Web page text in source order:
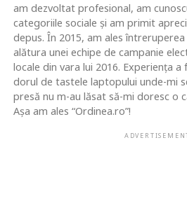
am dezvoltat profesional, am
categoriile sociale și am primit
depus. În 2015, am ales
alătura unei echipe de campanie
locale din vara lui 2016. Experiența
dorul de tastele laptopului unde-mi
presă nu m-au lăsat să-mi doresc o
Așa am ales “Ordinea.ro”!